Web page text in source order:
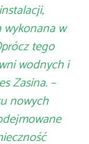
wykonana w
tego
wodnych i
Zasina. –
nowych